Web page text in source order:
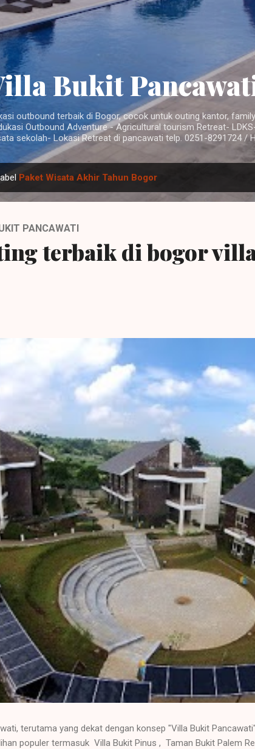
Langsung ke konten utama
Bukit
outbound terbaik di Bogor, cocok untuk outing kantor,
Outbound Adventure - Agricultural tourism Retreat-
sekolah- Lokasi Retreat di pancawati telp. 0251-8291724 /
Paket Wisata Akhir Tahun Bogor
PANCAWATI
terbaik di bogor
terutama yang dekat dengan konsep "Villa Bukit
populer termasuk Villa Bukit Pinus , Taman Bukit Palem